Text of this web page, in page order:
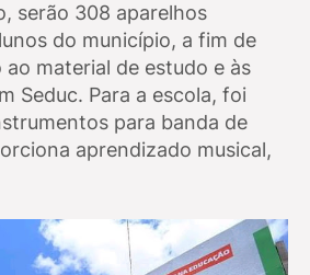
serão 308 aparelhos
do município, a fim de
material de estudo e às
Seduc. Para a escola, foi
para banda de
aprendizado musical,